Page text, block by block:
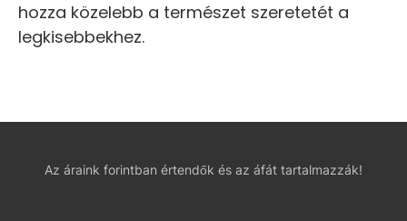
hozza közelebb a természet szeretetét a
legkisebbekhez.
Az áraink forintban értendők és az áfát tartalmazzák!